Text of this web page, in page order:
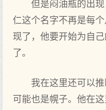
但是闷油瓶的出
仁这个名字不再是每
现了，他要开始为自
了。
我在这里还可以
可能也是幌子。他在